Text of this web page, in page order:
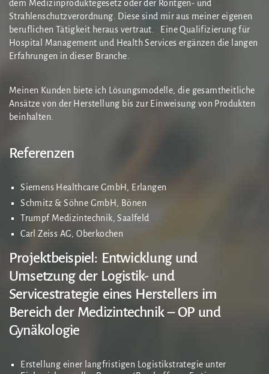
dem Medizinproduktegesetz oder der Röntgen- und
Strahlenschutzverordnung. Diese sind mir aus meiner eigenen
beruflichen Tätigkeit heraus vertraut. Eine Qualifizierung für
Hospital Management und Health Services ergänzen die langen
Erfahrungen in dieser Branche.
Meinen Kunden biete ich Lösungsmodelle, die gesamtheitliche
Ansätze von der Herstellung bis zur Einweisung von Produkten
beinhalten.
Referenzen
Siemens Healthcare GmbH, Erlangen
Schmitz & Söhne GmbH, Bönen
Trumpf Medizintechnik, Saalfeld
Carl Zeiss AG, Oberkochen
Projektbeispiel: Entwicklung und
Umsetzung der Logistik- und
Servicestrategie eines Herstellers im
Bereich der Medizintechnik – OP und
Gynäkologie
Erstellung einer langfristigen Logistikstrategie unter